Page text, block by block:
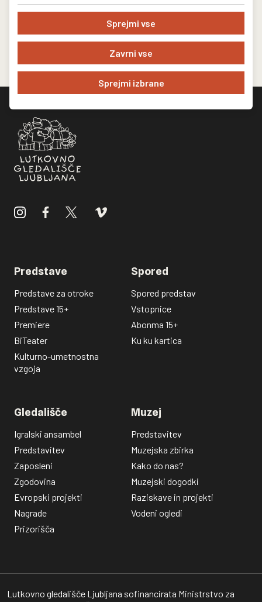
Sprejmi vse
Zavrni vse
Sprejmi izbrane
Režiser in koreograf:
Matjaž Farič
Februar 2027, Oder pod zvezdami LGL
Predstave
Predstave za otroke
Predstave 15+
Premiere
BiTeater
Kulturno-umetnostna
vzgoja
Spored
Spored predstav
Vstopnice
Abonma 15+
Ku ku kartica
Gledališče
Igralski ansambel
Predstavitev
Zaposleni
Zgodovina
Evropski projekti
Nagrade
Prizorišča
Muzej
Predstavitev
Muzejska zbirka
Kako do nas?
Muzejski dogodki
Raziskave in projekti
Vodeni ogledi
Lutkovno gledališče Ljubljana sofinancirata Ministrstvo za